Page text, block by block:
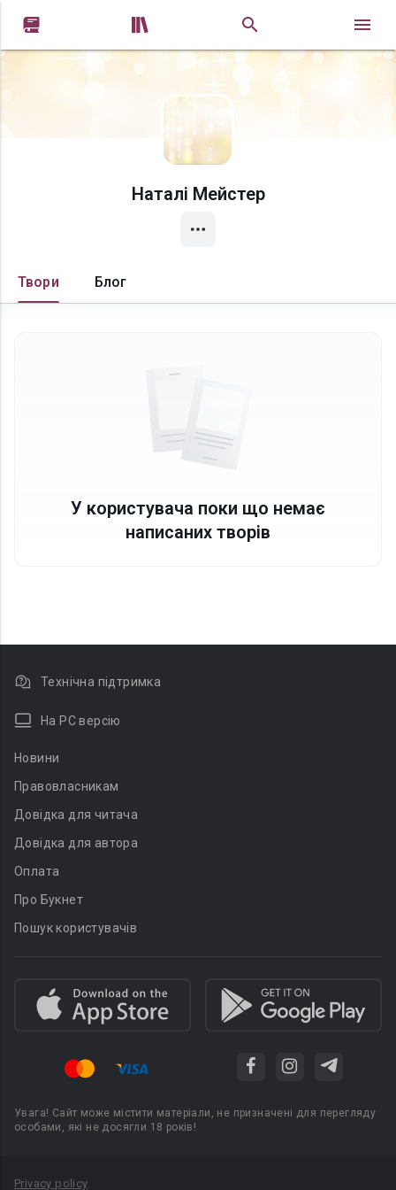
 
Наталі Мейстер
Твори Блог
У користувача поки що немає
написаних творів
Технічна підтримка
На PC версію
Новини
Правовласникам
Довідка для читача
Довідка для автора
Оплата
Про Букнет
Пошук користувачів
Увага! Сайт може містити матеріали, не призначені для перегляду
особами, які не досягли 18 років!
Privacy policy